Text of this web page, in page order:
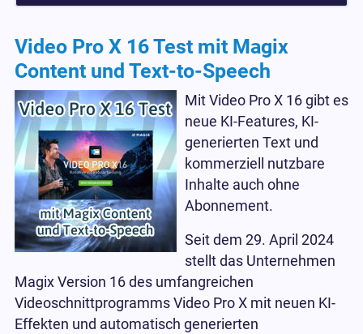
Video Pro X 16 Test mit Magix
Content und Text-to-Speech
Mit Video Pro X 16 gibt es
neue KI-Features, KI-
generierten Text und
kommerziell nutzbare
Inhalte auch ohne
Abonnement.
Seit dem 29. April 2024
stellt das Unternehmen
Magix Version 16 des umfangreichen
Videoschnittprogramms Video Pro X mit neuen KI-
Effekten und automatisch generierten